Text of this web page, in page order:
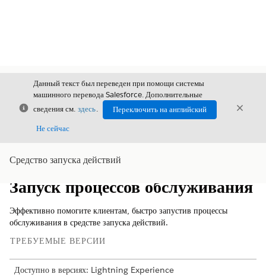
Закрыть
Данный текст был переведен при помощи системы
машинного перевода Salesforce. Дополнительные
сведения см. здесь.
Переключить на английский
Не сейчас
Средство запуска действий
Показать содержание
Содержание
Запуск процессов обслуживания
Эффективно помогите клиентам, быстро запустив процессы
обслуживания в средстве запуска действий.
ТРЕБУЕМЫЕ ВЕРСИИ
Доступно в версиях: Lightning Experience